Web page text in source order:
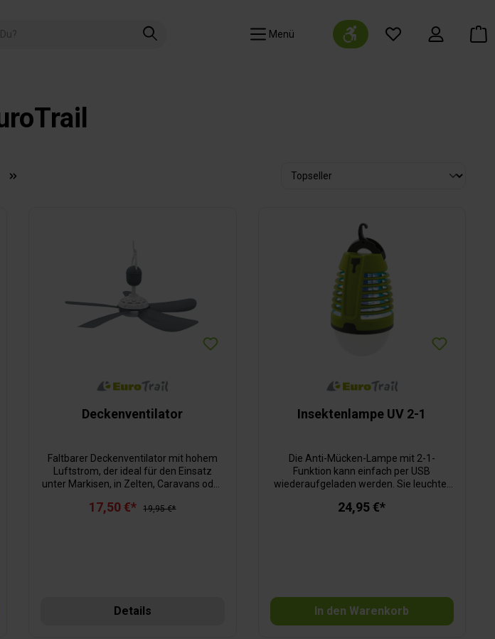
Navigation Werkzeugleiste anzeigen
Deckenventilator
Faltbarer Deckenventilator mit hohem
Luftstrom, der ideal für den Einsatz
unter Markisen, in Zelten, Caravans oder
Rotorblätter des flüsterleisen Ventilators
8 Watt, Umdrehungen 272 rpm, ø 55 cm,
17,50 €* 19,95 €*
Details
Insektenlampe UV 2-1
Die Anti-Mücken-Lampe mit 2-1-
Funktion kann einfach per USB
wiederaufgeladen werden. Sie leuchtet
ultraviolettem Licht auch als
für Kinder und Tiere. Einsatzdauer:
Lampe 7 h; UV-Mückenlampe 8 h.
Ladezeit: 3 h.
24,95 €*
In den Warenkorb